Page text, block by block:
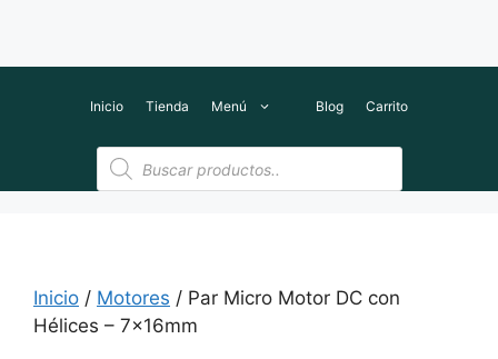
Inicio Tienda Menú Blog Carrito
Búsqueda
de
productos
Inicio / Motores / Par Micro Motor DC con
Hélices – 7x16mm